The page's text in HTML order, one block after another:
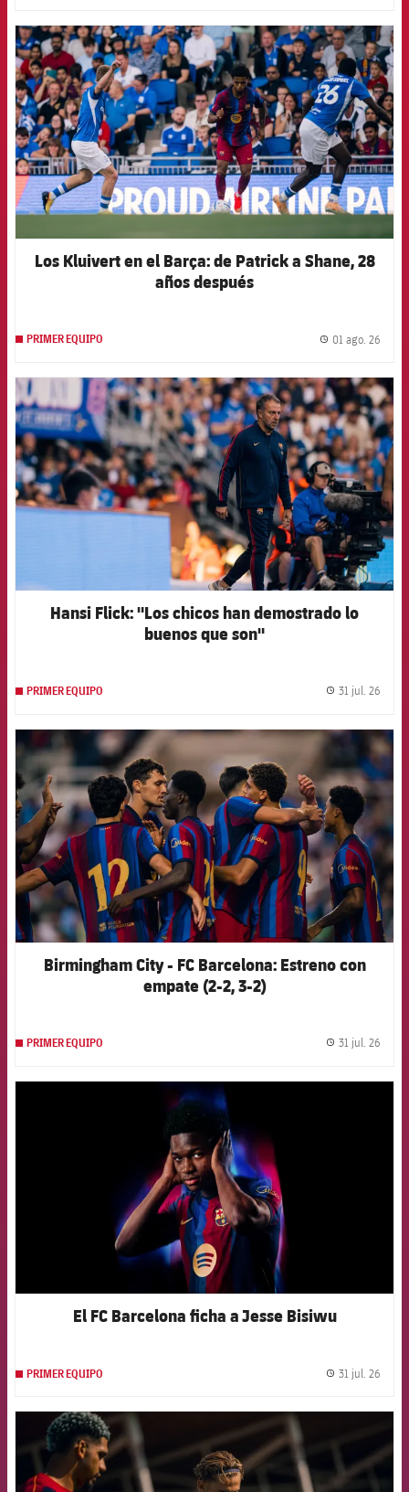
FCB Barcelona badge
Los Kluivert en el Barça: de Patrick a Shane, 28
años después
PRIMER EQUIPO 01 ago. 26
FCB Barcelona badge
Hansi Flick: "Los chicos han demostrado lo
buenos que son"
PRIMER EQUIPO 31 jul. 26
FCB Barcelona badge
Birmingham City - FC Barcelona: Estreno con
empate (2-2, 3-2)
PRIMER EQUIPO 31 jul. 26
FCB Barcelona badge
El FC Barcelona ficha a Jesse Bisiwu
PRIMER EQUIPO 31 jul. 26
FCB Barcelona badge